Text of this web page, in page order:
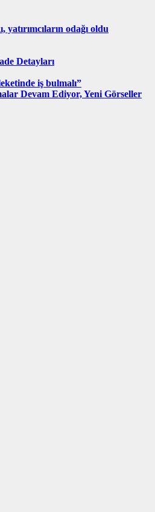
odağı oldu
Detayları
iş bulmalı”
Devam Ediyor, Yeni Görseller